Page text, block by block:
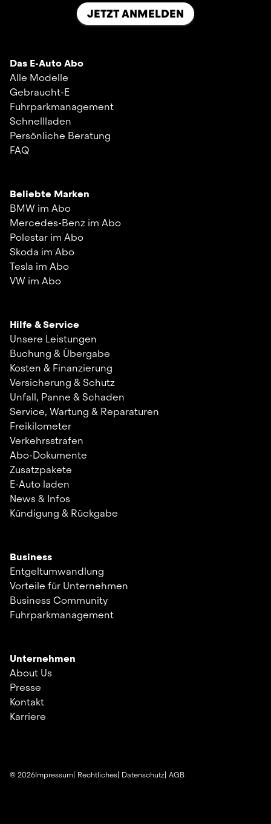
Das E-Auto Abo
Alle Modelle
Gebraucht-E
Fuhrparkmanagement
Schnellladen
Persönliche Beratung
FAQ
Beliebte Marken
BMW im Abo
Mercedes-Benz im Abo
Polestar im Abo
Skoda im Abo
Tesla im Abo
VW im Abo
Hilfe & Service
Unsere Leistungen
Buchung & Übergabe
Kosten & Finanzierung
Versicherung & Schutz
Unfall, Panne & Schaden
Service, Wartung & Reparaturen
Freikilometer
Verkehrsstrafen
Abo-Dokumente
Zusatzpakete
E-Auto laden
News & Infos
Kündigung & Rückgabe
Business
Entgeltumwandlung
Vorteile für Unternehmen
Business Community
Fuhrparkmanagement
Unternehmen
About Us
Presse
Kontakt
Karriere
JETZT ANMELDEN
©2026Impressum Rechtliches Datenschutz AGB